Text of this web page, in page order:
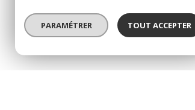
Remire-Montjoly (97354)
PARAMÉTRER TOUT ACCEPTER